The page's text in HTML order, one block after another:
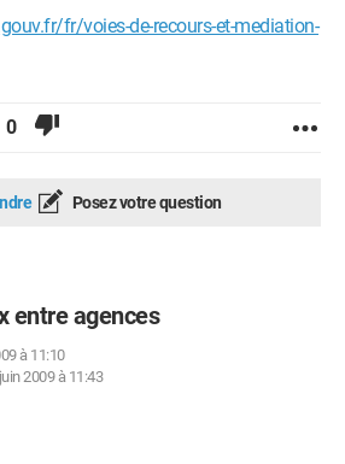
fr/voies-de-recours-et-mediation-
0
Posez votre question
entre agences
à 11:10
2009 à 11:43